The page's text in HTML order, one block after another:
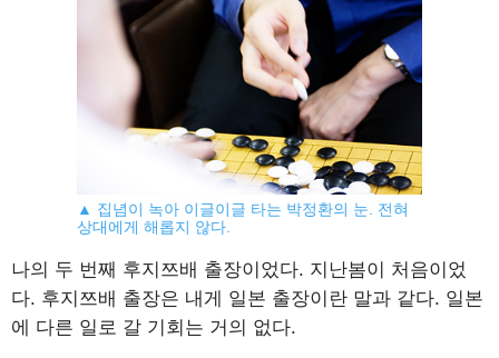
▲ 집념이 녹아 이글이글 타는 박정환의 눈. 전혀
상대에게 해롭지 않다.
나의 두 번째 후지쯔배 출장이었다. 지난봄이 처음이었
다. 후지쯔배 출장은 내게 일본 출장이란 말과 같다. 일본
에 다른 일로 갈 기회는 거의 없다.